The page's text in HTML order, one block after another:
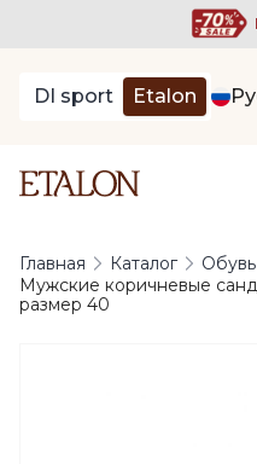
DI sport Etalon
Главная Каталог Обувь
Мужские коричневые
размер 40